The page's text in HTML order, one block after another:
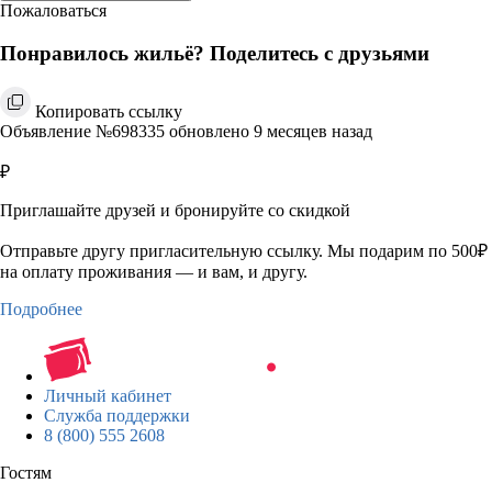
Пожаловаться
Понравилось жильё? Поделитесь с друзьями
Копировать ссылку
Объявление №698335 обновлено 9 месяцев назад
₽
Приглашайте друзей и бронируйте со скидкой
Отправьте другу пригласительную ссылку. Мы подарим по 500₽
на оплату проживания — и вам, и другу.
Подробнее
Личный кабинет
Служба поддержки
8 (800) 555 2608
Гостям